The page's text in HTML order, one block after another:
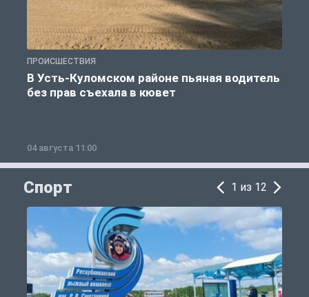
ПРОИСШЕСТВИЯ
В Усть-Куломском районе пьяная водитель
без прав съехала в кювет
04 августа 11:00
Спорт 1 из 12